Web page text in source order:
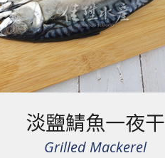
淡鹽鯖魚一夜干
Grilled Mackerel